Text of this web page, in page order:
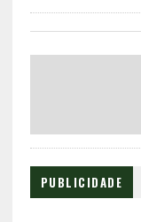
PUBLICIDADE